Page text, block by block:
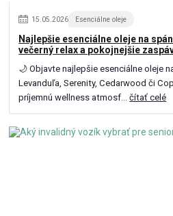
15.05.2026 Esenciálne oleje
Najlepšie esenciálne oleje na
večerný relax a pokojnejšie
🌙 Objavte najlepšie esenciálne oleje
Levanduľa, Serenity, Cedarwood či
príjemnú wellness atmosf...čítať celé